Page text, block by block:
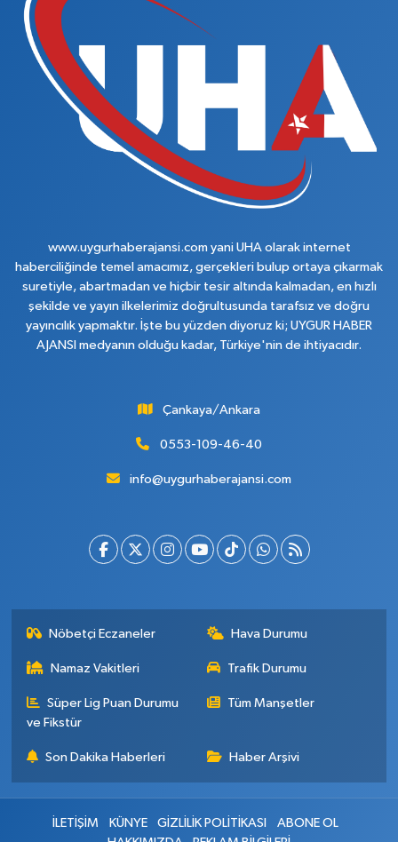
www.uygurhaberajansi.com yani UHA olarak internet
haberciliğinde temel amacımız, gerçekleri bulup ortaya çıkarmak
suretiyle, abartmadan ve hiçbir tesir altında kalmadan, en hızlı
şekilde ve yayın ilkelerimiz doğrultusunda tarafsız ve doğru
yayıncılık yapmaktır. İşte bu yüzden diyoruz ki; UYGUR HABER
AJANSI medyanın olduğu kadar, Türkiye'nin de ihtiyacıdır.
Çankaya/Ankara
0553-109-46-40
info@uygurhaberajansi.com
Nöbetçi Eczaneler Hava Durumu
Namaz Vakitleri Trafik Durumu
Süper Lig Puan Durumu
ve Fikstür
Tüm Manşetler
Son Dakika Haberleri Haber Arşivi
İLETİŞİM KÜNYE GİZLİLİK POLİTİKASI
ABONE OL